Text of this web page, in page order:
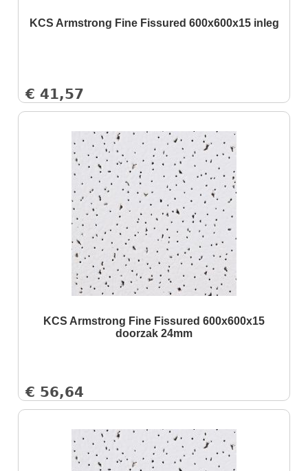
KCS Armstrong Fine Fissured 600x600x15 inleg
€ 41,57
KCS Armstrong Fine Fissured 600x600x15
doorzak 24mm
€ 56,64